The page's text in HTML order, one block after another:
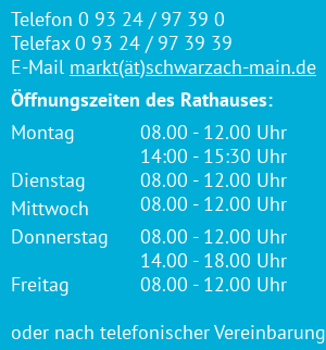
Telefon 0 93 24 / 97 39 0
Telefax 0 93 24 / 97 39 39
E-Mail markt(ät)schwarzach-main.de
Öffnungszeiten des Rathauses:
Montag
08.00 - 12.00 Uhr
14:00 - 15:30 Uhr
Dienstag
08.00 - 12.00 Uhr
Mittwoch
08.00 - 12.00 Uhr
Donnerstag
08.00 - 12.00 Uhr
14.00 - 18.00 Uhr
Freitag
08.00 - 12.00 Uhr
oder nach telefonischer Vereinbarung